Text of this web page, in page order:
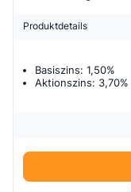
Produktdetails
Basiszins: 1,50%
Aktionszins: 3,70%